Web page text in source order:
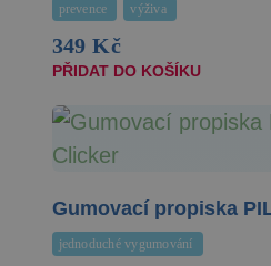
prevence výživa
349 Kč
PŘIDAT DO KOŠÍKU
Gumovací propiska
jednoduché vygumování